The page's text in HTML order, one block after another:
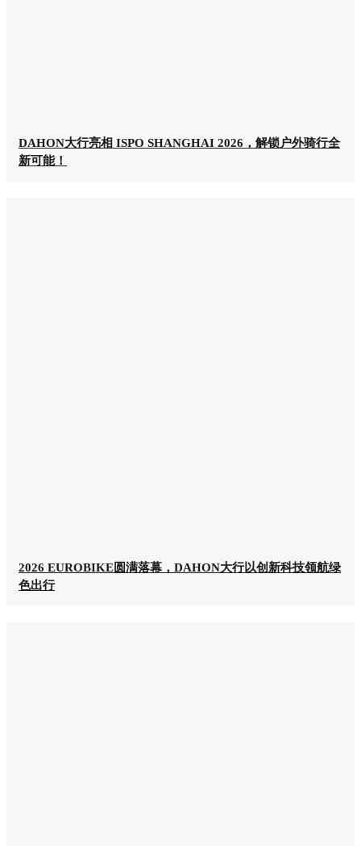
DAHON大行亮相 ISPO SHANGHAI 2026，解锁户外骑行全
新可能！
2026 EUROBIKE圆满落幕，DAHON大行以创新科技领航绿
色出行